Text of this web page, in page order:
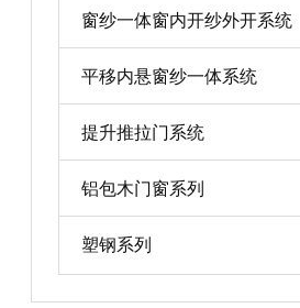
窗纱一体窗内开纱外开系统
平移内悬窗纱一体系统
提升推拉门系统
铝包木门窗系列
塑钢系列
AWD-PC80
隔热性能，真正做到节能、合理。
宝贝详情